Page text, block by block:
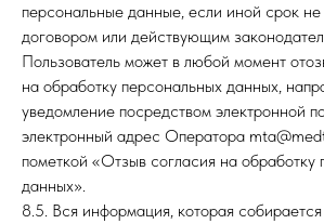
персональные данные, если иной срок
договором или действующим
Пользователь может в любой момент
на обработку персональных данных,
уведомление посредством электронной
электронный адрес Оператора
пометкой «Отзыв согласия на обработку
данных».
8.5. Вся информация, которая